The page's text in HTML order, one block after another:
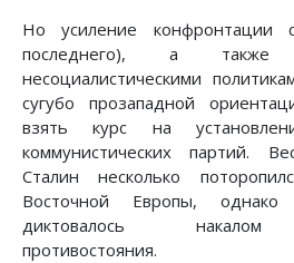
Но усиление
последнего), а
несоциалистическими
сугубо прозападной
взять курс на
коммунистических партий.
Сталин не­сколько
Восточной Европы,
диктовалось накалом
противостояния.